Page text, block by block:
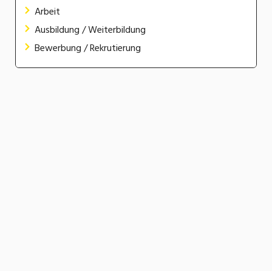
Arbeit
Ausbildung / Weiterbildung
Bewerbung / Rekrutierung